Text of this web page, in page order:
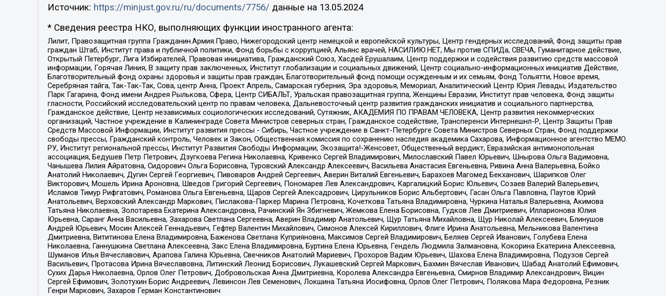
Источник: https://minjust.gov.ru/ru/documents/7756/ данные на 13.05.2024
* Сведения реестра НКО, выполняющих функции иностранного агента:
Лилит, Правозащитная группа Гражданин.Армия.Право, Нижегородский центр немецкой и европейской культуры, Центр гендерных исследований, Фонд защиты прав
граждан Штаб, Институт права и публичной политики, Фонд борьбы с коррупцией, Альянс врачей, НАСИЛИЮ.НЕТ, Мы против СПИДа, СВЕЧА, Гуманитарное действие,
Открытый Петербург, Лига Избирателей, Правовая инициатива, Гражданский Союз, Хасдей Ерушалаим, Центр поддержки и содействия развитию средств массовой
информации, Горячая Линия, В защиту прав заключенных, Институт глобализации и социальных движений, Центр социально-информационных инициатив Действие,
Благотворительный фонд охраны здоровья и защиты прав граждан, Благотворительный фонд помощи осужденным и их семьям, Фонд Тольятти, Новое время,
Серебряная тайга, Так-Так-Так, Сова, центр Анна, Проект Апрель, Самарская губерния, Эра здоровья, Мемориал, Аналитический Центр Юрия Левады, Издательство
Парк Гагарина, Фонд имени Андрея Рылькова, Сфера, Центр СИБАЛЬТ, Уральская правозащитная группа, Женщины Евразии, Институт прав человека, Фонд защиты
гласности, Российский исследовательский центр по правам человека, Дальневосточный центр развития гражданских инициатив и социального партнерства,
Гражданское действие, Центр независимых социологических исследований, Сутяжник, АКАДЕМИЯ ПО ПРАВАМ ЧЕЛОВЕКА, Центр развития некоммерческих
организаций, Частное учреждение в Калининграде Совета Министров северных стран, Гражданское содействие, Трансперенси Интернешнл-Р, Центр Защиты Прав
Средств Массовой Информации, Институт развития прессы - Сибирь, Частное учреждение в Санкт-Петербурге Совета Министров Северных Стран, Фонд поддержки
свободы прессы, Гражданский контроль, Человек и Закон, Общественная комиссия по сохранению наследия академика Сахарова, Информационное агентство МЕМО.
РУ, Институт региональной прессы, Институт Развития Свободы Информации, Экозащита!-Женсовет, Общественный вердикт, Евразийская антимонопольная
ассоциация, Бедушев Петр Петрович, Дзугкоева Регина Николаевна, Кривенко Сергей Владимирович, Милославский Павел Юрьевич, Шнырова Ольга Вадимовна,
Чанышева Лилия Айратовна, Сидорович Ольга Борисовна, Туровский Александр Алексеевич, Васильева Анастасия Евгеньевна, Ривина Анна Валерьевна, Бойко
Анатолий Николаевич, Дугин Сергей Георгиевич, Пивоваров Андрей Сергеевич, Аверин Виталий Евгеньевич, Барахоев Магомед Бекханович, Шарипков Олег
Викторович, Мошель Ирина Ароновна, Шведов Григорий Сергеевич, Пономарев Лев Александрович, Каргалицкий Борис Юльевич, Созаев Валерий Валерьевич,
Исламов Тимур Рифгатович, Романова Ольга Евгеньевна, Щаров Сергей Алексадрович, Цирульников Борис Альбертович, Гасан Ольга Павловна, Паутов Юрий
Анатольевич, Верховский Александр Маркович, Пислакова-Паркер Марина Петровна, Кочеткова Татьяна Владимировна, Чуркина Наталья Валерьевна, Акимова
Татьяна Николаевна, Золотарева Екатерина Александровна, Рачинский Ян Збигневич, Жемкова Елена Борисовна, Гудков Лев Дмитриевич, Илларионова Юлия
Юрьевна, Саранг Анна Васильевна, Захарова Светлана Сергеевна, Аверин Владимир Анатольевич, Щур Татьяна Михайловна, Щур Николай Алексеевич, Блинушов
Андрей Юрьевич, Мосин Алексей Геннадьевич, Гефтер Валентин Михайлович, Симонов Алексей Кириллович, Флиге Ирина Анатольевна, Мельникова Валентина
Дмитриевна, Вититинова Елена Владимировна, Баженова Светлана Куприяновна, Максимов Сергей Владимирович, Беляев Сергей Иванович, Голубева Елена
Николаевна, Ганнушкина Светлана Алексеевна, Закс Елена Владимировна, Буртина Елена Юрьевна, Гендель Людмила Залмановна, Кокорина Екатерина Алексеевна,
Шуманов Илья Вячеславович, Арапова Галина Юрьевна, Свечников Анатолий Мариевич, Прохоров Вадим Юрьевич, Шахова Елена Владимировна, Подузов Сергей
Васильевич, Протасова Ирина Вячеславовна, Литинский Леонид Борисович, Лукашевский Сергей Маркович, Бахмин Вячеслав Иванович, Шабад Анатолий Ефимович,
Сухих Дарья Николаевна, Орлов Олег Петрович, Добровольская Анна Дмитриевна, Королева Александра Евгеньевна, Смирнов Владимир Александрович, Вицин
Сергей Ефимович, Золотухин Борис Андреевич, Левинсон Лев Семенович, Локшина Татьяна Иосифовна, Орлов Олег Петрович, Полякова Мара Федоровна, Резник
Генри Маркович, Захаров Герман Константинович